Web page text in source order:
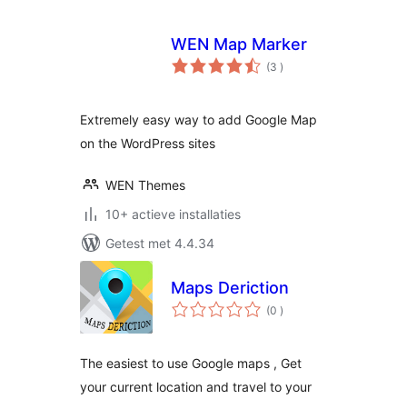
WEN Map Marker
(3 aantal
beoordelingen
)
Extremely easy way to add Google Map
on the WordPress sites
WEN Themes
10+ actieve installaties
Getest met 4.4.34
Maps Deriction
(0 aantal
beoordelingen
)
The easiest to use Google maps , Get
your current location and travel to your